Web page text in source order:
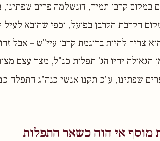
במקום קרבן תמיד, דונשלמה פרים
הקרבת הקרבן בפועל, וכפי שהובא לעיל
צריך להיות בדוגמת קרבן עיי"ש – אבל
הגאולה יהיו הג' תפלות כנ"ל, מצד עצם
שפתינו, ע"כ תקנו אנשי כנה"ג התפלה
מוסף אי הוה כשאר התפלות